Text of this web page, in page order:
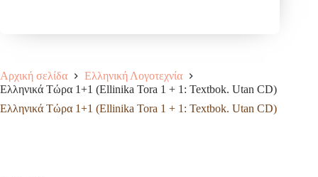
Αρχική σελίδα
Ελληνική Λογοτεχνία
Ελληνικά Τώρα 1+1 (Ellinika Tora 1 + 1: Textbok. Utan CD)
Ελληνικά Τώρα 1+1 (Ellinika Tora 1 + 1: Textbok. Utan CD)